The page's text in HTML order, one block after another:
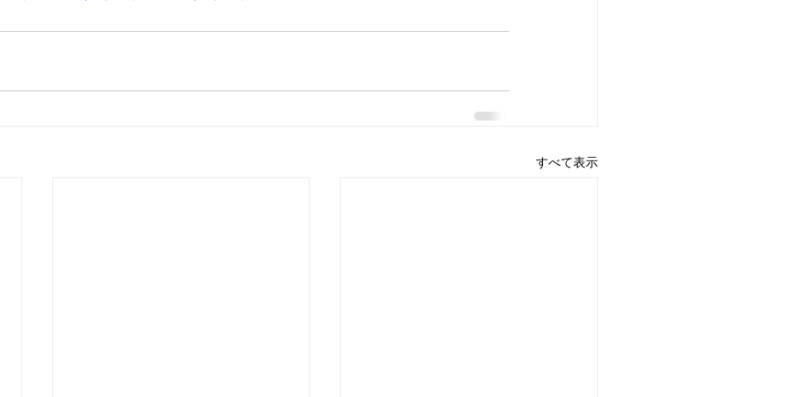
すべて表示